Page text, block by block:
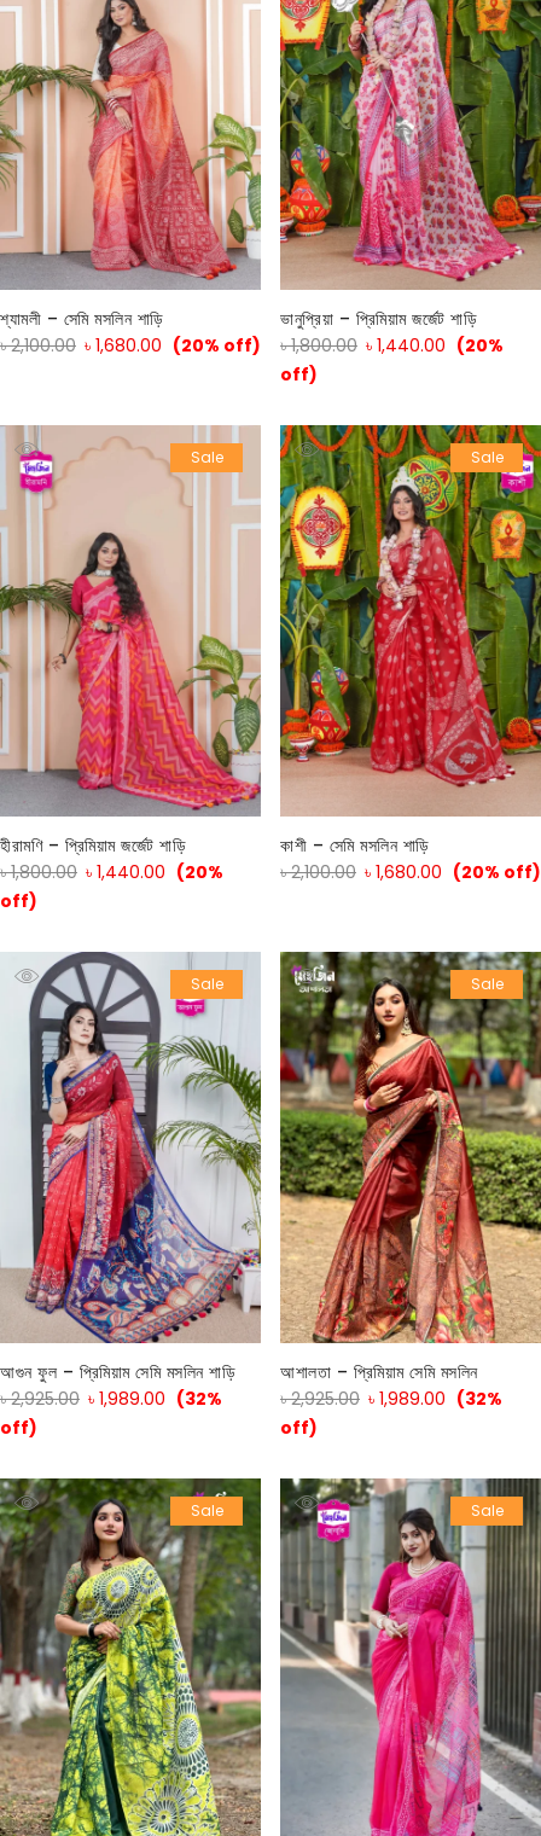
শ্যামলী – সেমি মসলিন শাড়ি
৳2,100.00 ৳ 1,680.00 (20% off)
ভানুপ্রিয়া – প্রিমিয়াম জর্জেট শাড়ি
৳1,800.00 ৳ 1,440.00 (20%
off)
Sale
হীরামণি – প্রিমিয়াম জর্জেট শাড়ি
৳1,800.00 ৳ 1,440.00 (20%
off)
Sale
কাশী – সেমি মসলিন শাড়ি
৳2,100.00 ৳ 1,680.00 (20% off)
Sale
আগুন ফুল – প্রিমিয়াম সেমি মসলিন শাড়ি
৳2,925.00 ৳ 1,989.00 (32%
off)
Sale
আশালতা – প্রিমিয়াম সেমি মসলিন
৳2,925.00 ৳ 1,989.00 (32%
off)
Sale Sale